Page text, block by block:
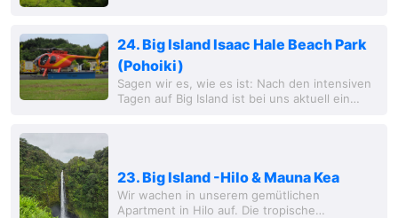
Richtung Norden....
24. Big Island Isaac Hale Beach Park
(Pohoiki)
Sagen wir es, wie es ist: Nach den intensiven
Tagen auf Big Island ist bei uns aktuell ein
23. Big Island -Hilo & Mauna Kea
Wir wachen in unserem gemütlichen
Apartment in Hilo auf. Die tropische